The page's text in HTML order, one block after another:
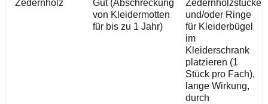
Zedernholz
Gut (Abschreckung
von Kleidermotten
für bis zu 1 Jahr)
Zedernholzstücke
und/oder Ringe
für Kleiderbügel
im
Kleiderschrank
platzieren (1
Stück pro Fach),
lange Wirkung,
durch